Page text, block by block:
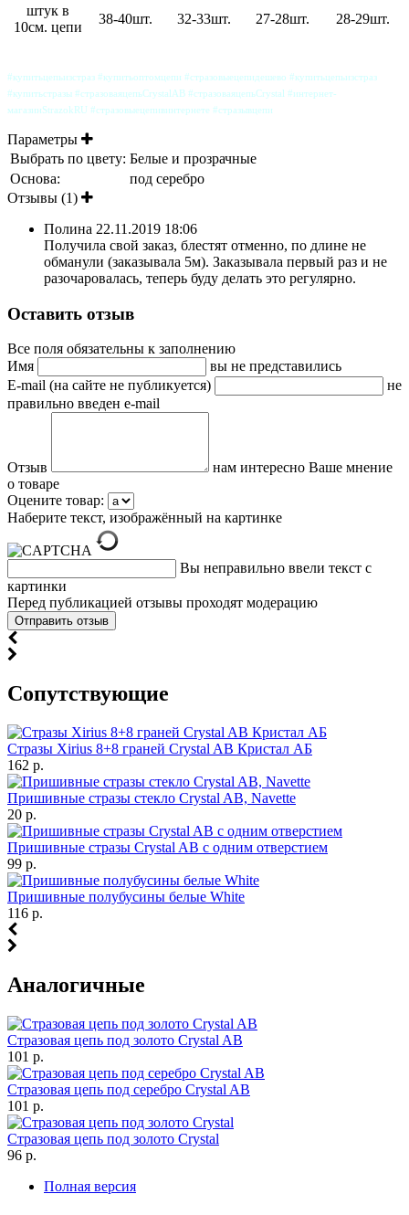
штук в
10см. цепи
38-40шт. 32-33шт. 27-28шт. 28-29шт.
#купитьцепьизстраз #купитьоптомцепи #стразовыецепидешево #купитьцепьизстраз
#купитьстразы #стразоваяцепьCrystalAB #стразоваяцепьCrystal #интернет-
магазинStrazokRU #стразовыецепивинтернете #стразывцепи
Параметры
Выбрать по цвету: Белые и прозрачные
Основа:
под серебро
Отзывы (1)
Полина 22.11.2019 18:06
Получила свой заказ, блестят отменно, по длине не
обманули (заказывала 5м). Заказывала первый раз и не
разочаровалась, теперь буду делать это регулярно.
Оставить отзыв
Все поля обязательны к заполнению
Имя
вы не представились
E-mail (на сайте не публикуется)
не
правильно введен e-mail
Отзыв
нам интересно Ваше мнение
о товаре
Оцените товар:
Наберите текст, изображённый на картинке
Вы неправильно ввели текст с
картинки
Перед публикацией отзывы проходят модерацию
Cопутствующие
Стразы Xirius 8+8 граней Crystal AB Кристал АБ
162 р.
Пришивные стразы стекло Crystal AB, Navette
20 р.
Пришивные стразы Crystal AB с одним отверстием
99 р.
Пришивные полубусины белые White
116 р.
Аналогичные
Стразовая цепь под золото Crystal AB
101 р.
Стразовая цепь под серебро Crystal AB
101 р.
Стразовая цепь под золото Crystal
96 р.
Полная версия